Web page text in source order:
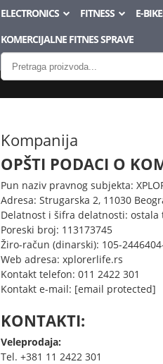
ELECTRONICS FITNESS E-
KOMERCIJALNE FITNES SPRAVE
Kompanija
OPŠTI PODACI O
Pun naziv pravnog subjekta:
Adresa: Strugarska 2, 11030
Delatnost i šifra delatnosti: ostala
Poreski broj: 113173745
Žiro-račun (dinarski): 105-
Web adresa: xplorerlife.rs
Kontakt telefon: 011 2422 301
Kontakt e-mail: [email protected]
KONTAKTI:
Veleprodaja:
Tel. +381 11 2422 301